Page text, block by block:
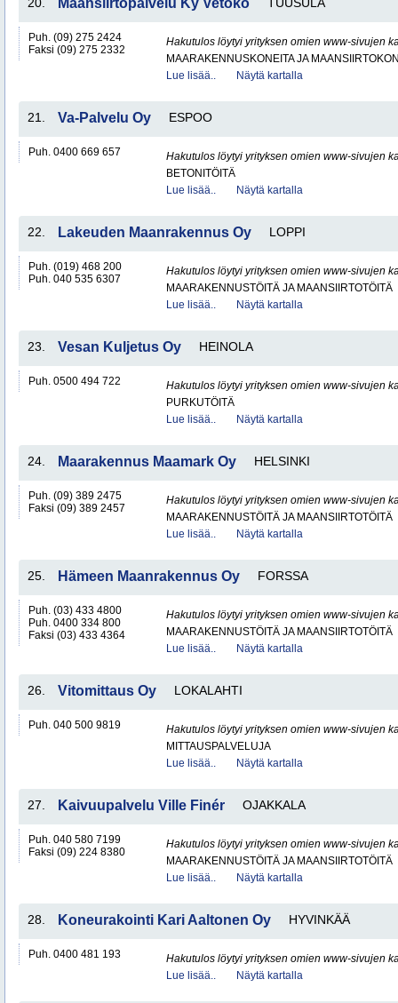
Maansiirtopalvelu Ky Vetoko
Puh. (09) 275 2424
Faksi (09) 275 2332
Hakutulos löytyi yrityksen omien www-sivujen
MAARAKENNUSKONEITA JA
Lue lisää..
Näytä kartalla
21. Va-Palvelu Oy ESPOO
Puh. 0400 669 657
Hakutulos löytyi yrityksen omien www-sivujen
BETONITÖITÄ
Lue lisää..
Näytä kartalla
22. Lakeuden Maanrakennus Oy LOPPI
Puh. (019) 468 200
Puh. 040 535 6307
Hakutulos löytyi yrityksen omien www-sivujen
MAARAKENNUSTÖITÄ JA MAANSIIRTOTÖITÄ
Lue lisää..
Näytä kartalla
23. Vesan Kuljetus Oy HEINOLA
Puh. 0500 494 722
Hakutulos löytyi yrityksen omien www-sivujen
PURKUTÖITÄ
Lue lisää..
Näytä kartalla
24. Maarakennus Maamark Oy HELSINKI
Puh. (09) 389 2475
Faksi (09) 389 2457
Hakutulos löytyi yrityksen omien www-sivujen
MAARAKENNUSTÖITÄ JA MAANSIIRTOTÖITÄ
Lue lisää..
Näytä kartalla
25. Hämeen Maanrakennus Oy FORSSA
Puh. (03) 433 4800
Puh. 0400 334 800
Faksi (03) 433 4364
Hakutulos löytyi yrityksen omien www-sivujen
MAARAKENNUSTÖITÄ JA MAANSIIRTOTÖITÄ
Lue lisää..
Näytä kartalla
26. Vitomittaus Oy LOKALAHTI
Puh. 040 500 9819
Hakutulos löytyi yrityksen omien www-sivujen
MITTAUSPALVELUJA
Lue lisää..
Näytä kartalla
27. Kaivuupalvelu Ville Finér OJAKKALA
Puh. 040 580 7199
Faksi (09) 224 8380
Hakutulos löytyi yrityksen omien www-sivujen
MAARAKENNUSTÖITÄ JA MAANSIIRTOTÖITÄ
Lue lisää..
Näytä kartalla
28. Koneurakointi Kari Aaltonen Oy HYVINKÄÄ
Puh. 0400 481 193
Hakutulos löytyi yrityksen omien www-sivujen
Lue lisää..
Näytä kartalla